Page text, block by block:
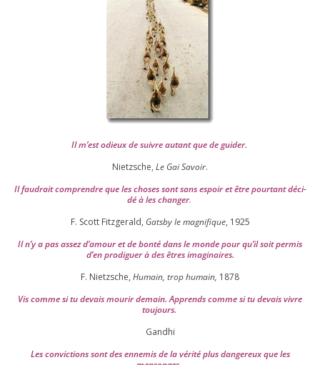
Il m’est odieux de suivre autant que de gui­der.
Nietzsche, Le Gai Savoir.
Il fau­drait com­prendre que les choses sont sans espoir et être pour­tant déci­
dé à les chan­ger.
F. Scott Fitzgerald, Gatsby le magni­fique, 1925
Il n’y a pas assez d’a­mour et de bon­té dans le monde pour qu’il soit per­mis
d’en pro­di­guer à des êtres imaginaires.
F. Nietzsche, Humain, trop humain, 1878
Vis comme si tu devais mou­rir demain. Apprends comme si tu devais vivre
toujours.
Gandhi
Les convic­tions sont des enne­mis de la véri­té plus dan­ge­reux que les